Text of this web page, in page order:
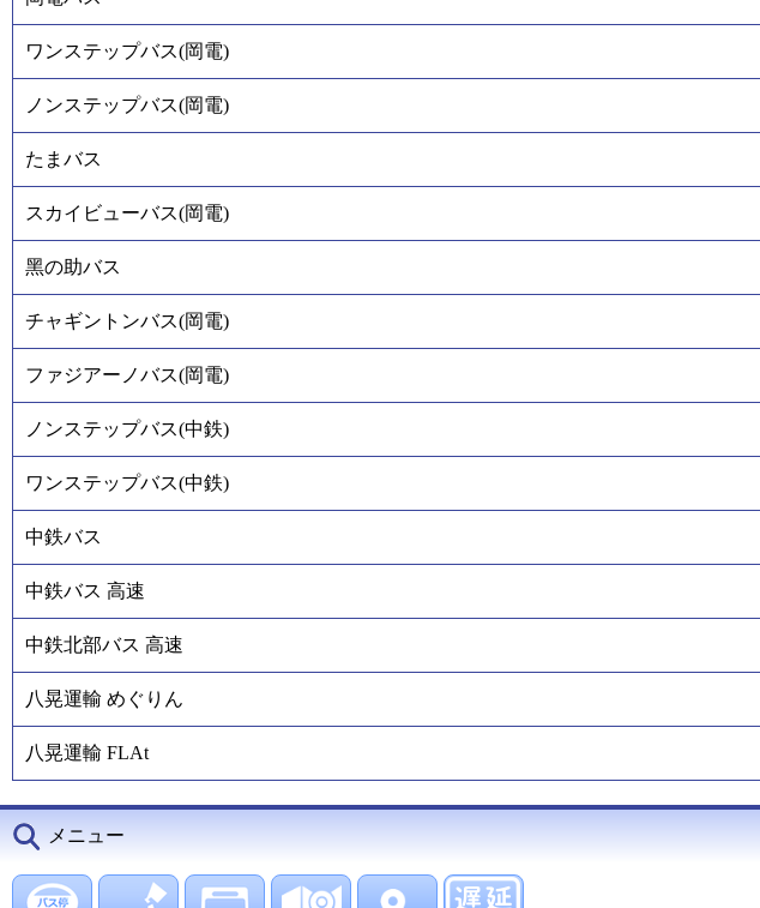
ワンステップバス(岡電)
ノンステップバス(岡電)
たまバス
スカイビューバス(岡電)
黑の助バス
チャギントンバス(岡電)
ファジアーノバス(岡電)
ノンステップバス(中鉄)
ワンステップバス(中鉄)
中鉄バス
中鉄バス 高速
中鉄北部バス 高速
八晃運輸 めぐりん
八晃運輸 FLAt
メニュー